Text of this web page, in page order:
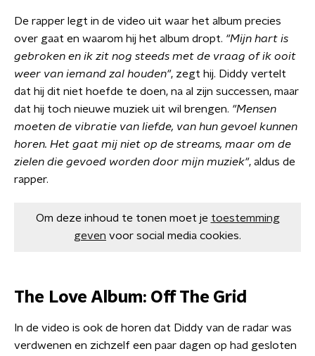
De rapper legt in de video uit waar het album precies
over gaat en waarom hij het album dropt. "Mijn hart is
gebroken en ik zit nog steeds met de vraag of ik ooit
weer van iemand zal houden", zegt hij. Diddy vertelt
dat hij dit niet hoefde te doen, na al zijn successen, maar
dat hij toch nieuwe muziek uit wil brengen. "Mensen
moeten de vibratie van liefde, van hun gevoel kunnen
horen. Het gaat mij niet op de streams, maar om de
zielen die gevoed worden door mijn muziek", aldus de
rapper.
Om deze inhoud te tonen moet je toestemming
geven voor social media cookies.
The Love Album: Off The Grid
In de video is ook de horen dat Diddy van de radar was
verdwenen en zichzelf een paar dagen op had gesloten